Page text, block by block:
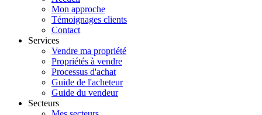
Mon approche
Témoignages clients
Contact
Services
Vendre ma propriété
Propriétés à vendre
Processus d'achat
Guide de l'acheteur
Guide du vendeur
Secteurs